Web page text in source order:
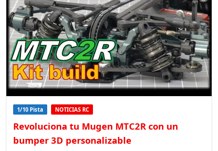
1/10 Pista NOTICIAS RC
Revoluciona tu Mugen MTC2R con un
bumper 3D personalizable